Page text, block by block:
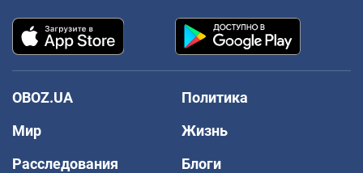
OBOZ.UA
Политика
Мир
Жизнь
Расследования
Блоги